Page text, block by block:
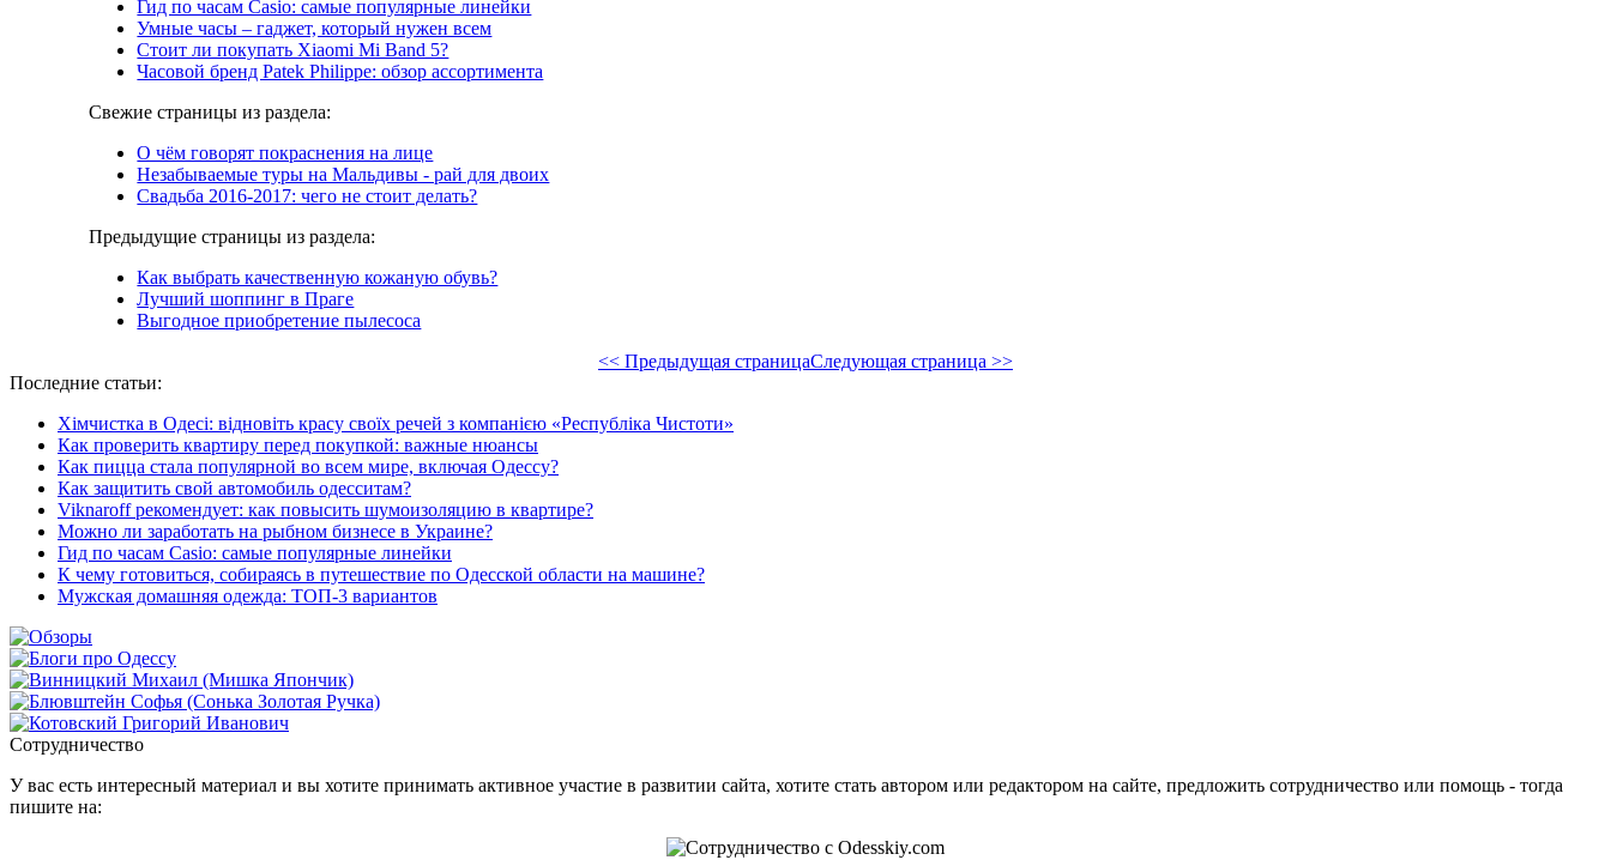
Гид по часам Casio: самые популярные линейки
Умные часы – гаджет, который нужен всем
Стоит ли покупать Xiaomi Mi Band 5?
Часовой бренд Patek Philippe: обзор ассортимента
Свежие страницы из раздела:
О чём говорят покраснения на лице
Незабываемые туры на Мальдивы - рай для двоих
Свадьба 2016-2017: чего не стоит делать?
Предыдущие страницы из раздела:
Как выбрать качественную кожаную обувь?
Лучший шоппинг в Праге
Выгодное приобретение пылесоса
<< Предыдущая страницаСледующая страница >>
Последние статьи:
Хімчистка в Одесі: відновіть красу своїх речей з компанією «Республіка Чистоти»
Как проверить квартиру перед покупкой: важные нюансы
Как пицца стала популярной во всем мире, включая Одессу?
Как защитить свой автомобиль одесситам?
Viknaroff рекомендует: как повысить шумоизоляцию в квартире?
Можно ли заработать на рыбном бизнесе в Украине?
Гид по часам Casio: самые популярные линейки
К чему готовиться, собираясь в путешествие по Одесской области на машине?
Мужская домашняя одежда: ТОП-3 вариантов
Сотрудничество
У вас есть интересный материал и вы хотите принимать активное участие в развитии сайта, хотите стать автором или редактором на сайте, предложить сотрудничество или помощь - тогда
пишите на: